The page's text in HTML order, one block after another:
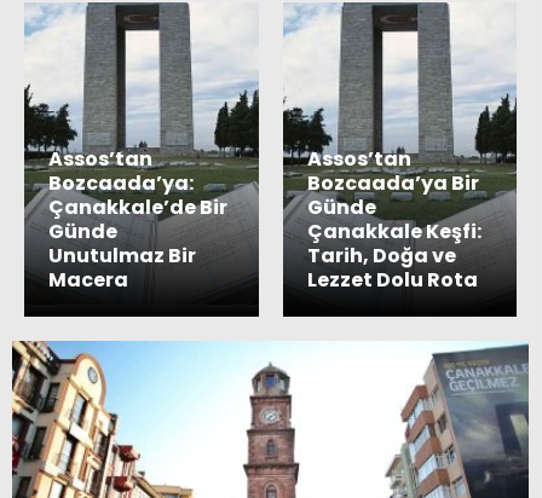
Assos’tan
Bozcaada’ya:
Çanakkale’de Bir
Günde
Unutulmaz Bir
Macera
Assos’tan
Bozcaada’ya Bir
Günde
Çanakkale Keşfi:
Tarih, Doğa ve
Lezzet Dolu Rota